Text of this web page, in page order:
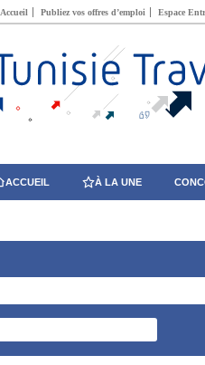
Accueil Publiez vos offres d’emploi Espace
ACCUEIL À LA UNE